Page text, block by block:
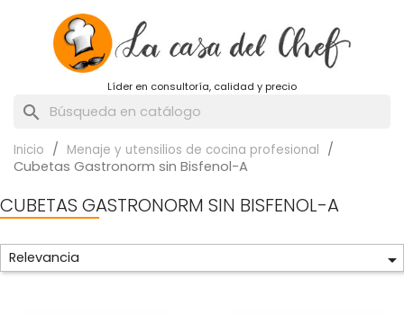
Líder en consultoría, calidad y precio
search
Inicio Menaje y utensilios de cocina profesional
Cubetas Gastronorm sin Bisfenol-A
CUBETAS GASTRONORM SIN BISFENOL-A
Relevancia 